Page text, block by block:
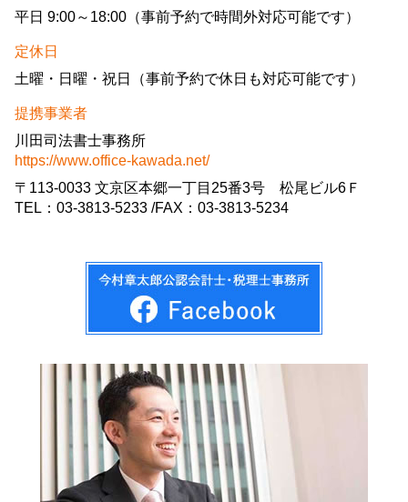
平日 9:00～18:00（事前予約で時間外対応可能です）
定休日
土曜・日曜・祝日（事前予約で休日も対応可能です）
提携事業者
川田司法書士事務所
https://www.office-kawada.net/
〒113-0033 文京区本郷一丁目25番3号 松尾ビル6Ｆ
TEL：03-3813-5233 /FAX：03-3813-5234